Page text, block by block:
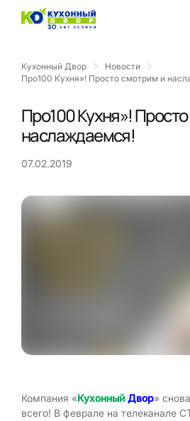
Кухонный Двор
Новости
Про100 Кухня»! Просто смотрим и
Про100 Кухня»!
наслаждаемся!
07.02.2019
Компания «Кухонный Двор»
всего! В феврале на телеканале